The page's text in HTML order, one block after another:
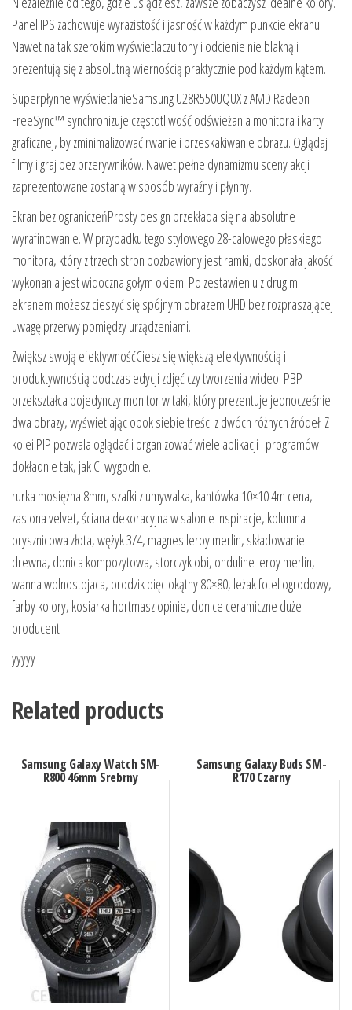
Panel IPS zachowuje wyrazistość i jasność w każdym punkcie ekranu.
Nawet na tak szerokim wyświetlaczu tony i odcienie nie blakną i
prezentują się z absolutną wiernością praktycznie pod każdym kątem.
Superpłynne wyświetlanieSamsung U28R550UQUX z AMD Radeon
FreeSync™ synchronizuje częstotliwość odświeżania monitora i karty
graficznej, by zminimalizować rwanie i przeskakiwanie obrazu. Oglądaj
filmy i graj bez przerywników. Nawet pełne dynamizmu sceny akcji
zaprezentowane zostaną w sposób wyraźny i płynny.
Ekran bez ograniczeńProsty design przekłada się na absolutne
wyrafinowanie. W przypadku tego stylowego 28-calowego płaskiego
monitora, który z trzech stron pozbawiony jest ramki, doskonała jakość
wykonania jest widoczna gołym okiem. Po zestawieniu z drugim
ekranem możesz cieszyć się spójnym obrazem UHD bez rozpraszającej
uwagę przerwy pomiędzy urządzeniami.
Zwiększ swoją efektywnośćCiesz się większą efektywnością i
produktywnością podczas edycji zdjęć czy tworzenia wideo. PBP
przekształca pojedynczy monitor w taki, który prezentuje jednocześnie
dwa obrazy, wyświetlając obok siebie treści z dwóch różnych źródeł. Z
kolei PIP pozwala oglądać i organizować wiele aplikacji i programów
dokładnie tak, jak Ci wygodnie.
rurka mosiężna 8mm, szafki z umywalka, kantówka 10×10 4m cena,
zaslona velvet, ściana dekoracyjna w salonie inspiracje, kolumna
prysznicowa złota, wężyk 3/4, magnes leroy merlin, składowanie
drewna, donica kompozytowa, storczyk obi, onduline leroy merlin,
wanna wolnostojaca, brodzik pięciokątny 80×80, leżak fotel ogrodowy,
farby kolory, kosiarka hortmasz opinie, donice ceramiczne duże
producent
yyyyy
Related products
Samsung Galaxy Watch SM-
R800 46mm Srebrny
Samsung Galaxy Buds SM-
R170 Czarny